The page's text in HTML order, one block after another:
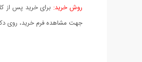
روش خرید: برای خرید پس از
جهت مشاهده فرم خرید، روی